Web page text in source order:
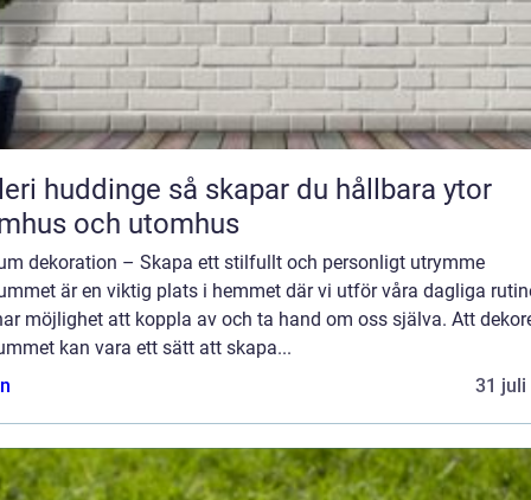
så skapar du hållbara ytor
och utomhus
dekoration – Skapa ett stilfullt och personligt utrymme
är en viktig plats i hemmet där vi utför våra dagliga
möjlighet att koppla av och ta hand om oss själva. Att
kan vara ett sätt att skapa...
31 juli